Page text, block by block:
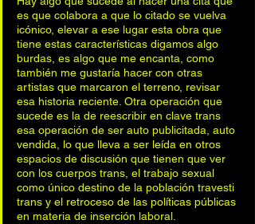
es que colabora a que lo citado se vuelva
icónico, elevar a ese lugar esta obra que
tiene estas características digamos algo
burdas, es algo que me encanta, como
también me gustaría hacer con otras
artistas que marcaron el terreno, revisar
esa historia reciente. Otra operación que
sucede es la de reescribir en clave trans
esa operación de ser auto publicitada, auto
vendida, lo que lleva a ser leída en otros
espacios de discusión que tienen que ver
con los cuerpos trans, el trabajo sexual
como único destino de la población travesti
trans y el retroceso de las políticas públicas
en materia de inserción laboral.